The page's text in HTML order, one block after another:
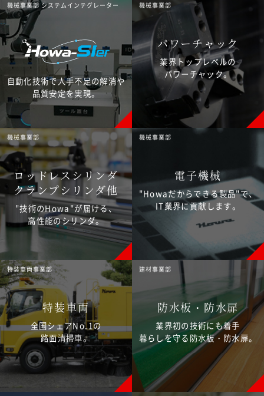
自動化技術で人手不足の解消や
品質安定を実現。
機械事業部 システムインテグレーター
パワーチャック
業界トップレベルの
パワーチャック。
機械事業部
ロッドレスシリンダ
クランプシリンダ他
"技術のHowa"が届ける、
高性能のシリンダ。
機械事業部
電子機械
"Howaだからできる製品"で、
IT業界に貢献します。
機械事業部
特装車両
全国シェアNo.1の
路面清掃車。
特装車両事業部
防水板・防水扉
業界初の技術にも着手
暮らしを守る防水板・防水扉。
建材事業部